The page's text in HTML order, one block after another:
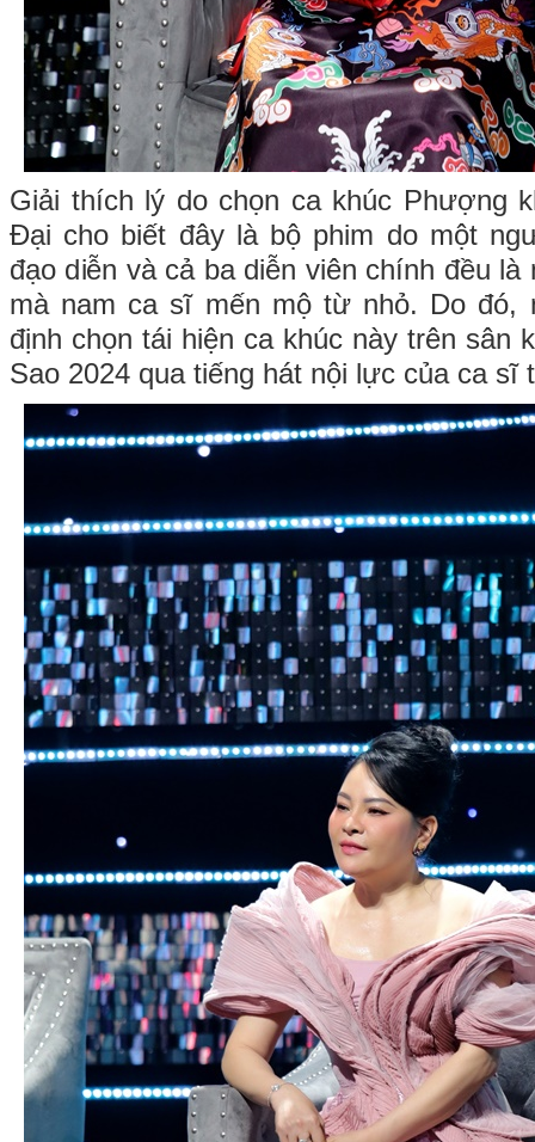
Giải thích lý do chọn ca khúc Phượng
Đại cho biết đây là bộ phim do một
đạo diễn và cả ba diễn viên chính đều
mà nam ca sĩ mến mộ từ nhỏ. Do đó,
định chọn tái hiện ca khúc này trên sân
Sao 2024 qua tiếng hát nội lực của ca sĩ